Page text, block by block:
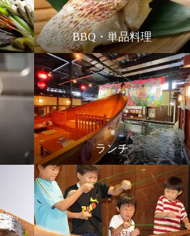
BBQ・単品料理
ランチ